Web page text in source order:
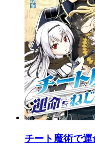
チート魔術で